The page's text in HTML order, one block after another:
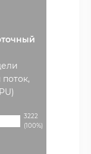
3222
(100%)